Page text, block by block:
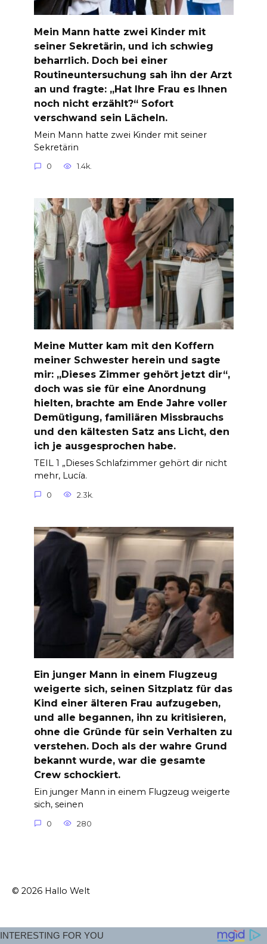
Mein Mann hatte zwei Kinder mit
seiner Sekretärin, und ich schwieg
beharrlich. Doch bei einer
Routineuntersuchung sah ihn der Arzt
an und fragte: „Hat Ihre Frau es Ihnen
noch nicht erzählt?“ Sofort
verschwand sein Lächeln.
Mein Mann hatte zwei Kinder mit seiner
Sekretärin
0 1.4k.
Meine Mutter kam mit den Koffern
meiner Schwester herein und sagte
mir: „Dieses Zimmer gehört jetzt dir“,
doch was sie für eine Anordnung
hielten, brachte am Ende Jahre voller
Demütigung, familiären Missbrauchs
und den kältesten Satz ans Licht, den
ich je ausgesprochen habe.
TEIL 1 „Dieses Schlafzimmer gehört dir nicht
mehr, Lucía.
0 2.3k.
Ein junger Mann in einem Flugzeug
weigerte sich, seinen Sitzplatz für das
Kind einer älteren Frau aufzugeben,
und alle begannen, ihn zu kritisieren,
ohne die Gründe für sein Verhalten zu
verstehen. Doch als der wahre Grund
bekannt wurde, war die gesamte
Crew schockiert.
Ein junger Mann in einem Flugzeug weigerte
sich, seinen
0 280
© 2026 Hallo Welt